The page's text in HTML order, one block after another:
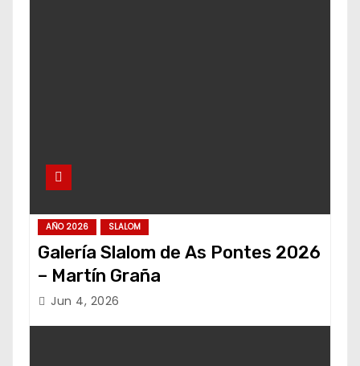
AÑO 2026 SLALOM
Galería Slalom de As Pontes 2026
– Martín Graña
Jun 4, 2026